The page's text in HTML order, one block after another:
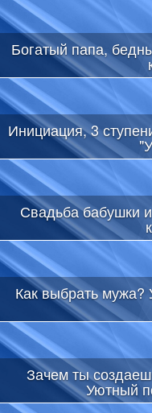
Богатый папа,
Инициация, 3
Свадьба бабушки
Как выбрать мужа?
Зачем ты
Уютный